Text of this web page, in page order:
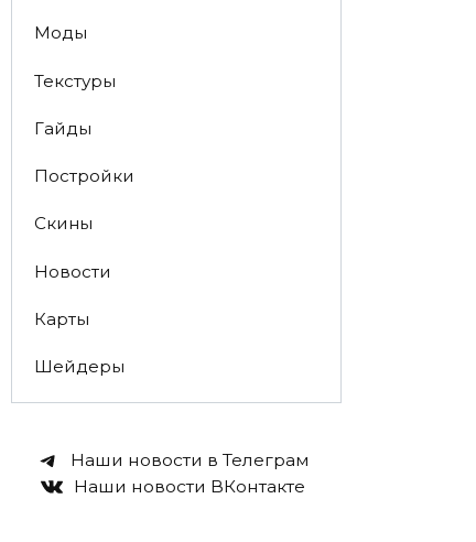
Моды
Текстуры
Гайды
Постройки
Скины
Новости
Карты
Шейдеры
Наши новости в Телеграм
Наши новости ВКонтакте